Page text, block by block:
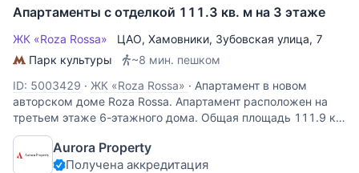
Апартаменты с отделкой 111.3 кв. м на 3 этаже
ЖК «Roza Rossa» ЦАО, Хамовники, Зубовская улица, 7
Парк культуры
~8 мин. пешком
ID: 5003429 · ЖК «Roza Rossa» · Апартамент в новом
авторском доме Roza Rossa. Апартамент расположен на
третьем этаже 6-этажного дома. Общая площадь 111.9 кв.
м. Выполнена качественная дизайнерская отделка в
современном стиле. Планировка включает в себя кухню-
гостиную, две спальни,
Aurora Property
Получена аккредитация